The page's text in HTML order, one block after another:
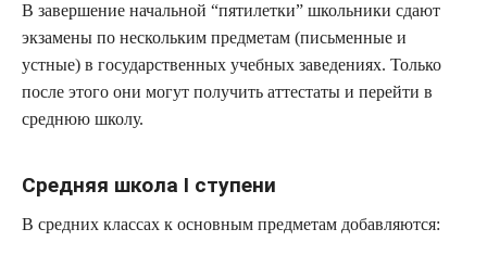
В завершение начальной “пятилетки” школьники сдают
экзамены по нескольким предметам (письменные и
устные) в государственных учебных заведениях. Только
после этого они могут получить аттестаты и перейти в
среднюю школу.
Средняя школа I ступени
В средних классах к основным предметам добавляются: